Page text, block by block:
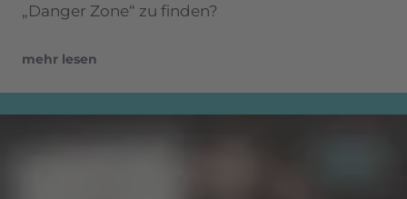
„Danger Zone“ zu finden?
mehr lesen